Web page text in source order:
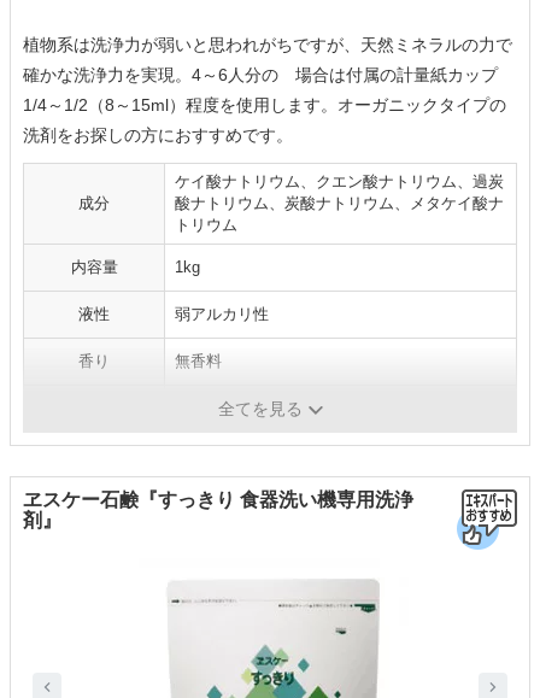
植物系は洗浄力が弱いと思われがちですが、天然ミネラルの力で
確かな洗浄力を実現。4～6人分の 場合は付属の計量紙カップ
1/4～1/2（8～15ml）程度を使用します。オーガニックタイプの
洗剤をお探しの方におすすめです。
成分
ケイ酸ナトリウム、クエン酸ナトリウム、過炭
酸ナトリウム、炭酸ナトリウム、メタケイ酸ナ
トリウム
内容量 1kg
液性 弱アルカリ性
香り 無香料
箱タイプ全てを見る
ヱスケー石鹸『すっきり 食器洗い機専用洗浄
剤』